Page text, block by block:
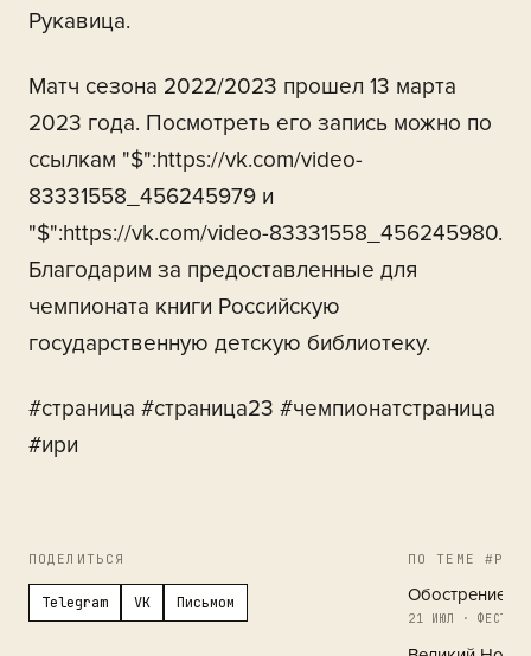
Рукавица.
Матч сезона 2022/2023 прошел 13 марта
2023 года. Посмотреть его запись можно по
ссылкам "$":https://vk.com/video-
83331558_456245979 и
"$":https://vk.com/video-83331558_456245980.
Благодарим за предоставленные для
чемпионата книги Российскую
государственную детскую библиотеку.
#страница #страница23 #чемпионатстраница
#ири
ПОДЕЛИТЬСЯ
Telegram VK Письмом
ПО ТЕМЕ
Обострение в
21 ИЮЛ ·